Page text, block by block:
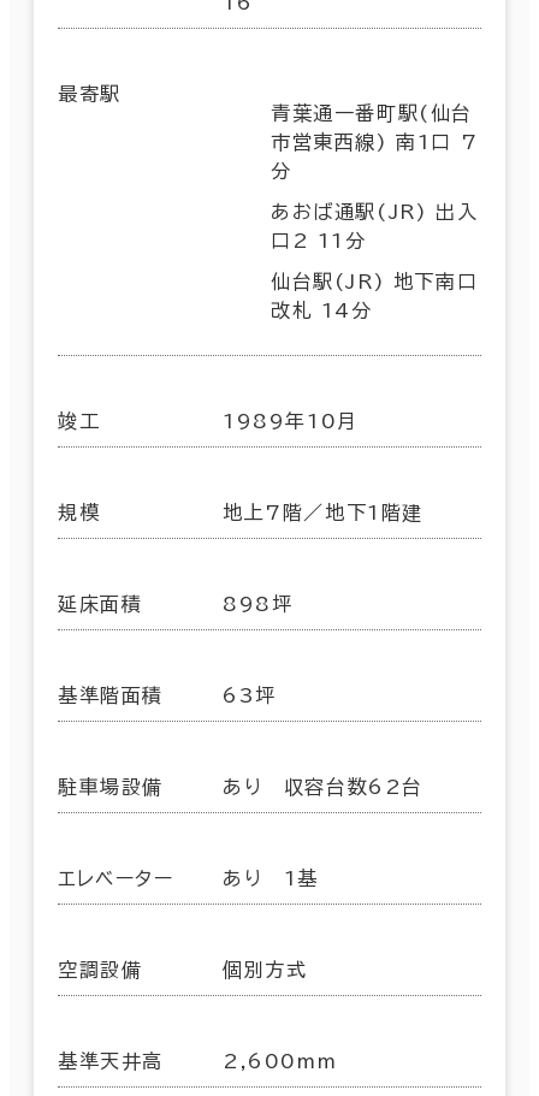
最寄駅
青葉通一番町駅(仙台
市営東西線) 南1口 7
分
あおば通駅(JR) 出入
口2 11分
仙台駅(JR) 地下南口
改札 14分
竣工 1989年10月
規模 地上7階／地下1階建
延床面積 898坪
基準階面積 63坪
駐車場設備 あり 収容台数62台
エレベーター あり 1基
空調設備 個別方式
基準天井高 2,600mm